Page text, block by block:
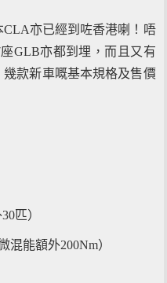
亦已經到咗香港喇！唔
GLB亦都到埋，而且又有
款新車嘅基本規格及售價
匹）
混能額外200Nm）